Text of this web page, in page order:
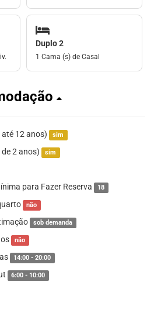
Duplo 2
1 Cama (s) de Casal
12 anos) sim
2 anos) sim
para Fazer Reserva 18
não
sob demanda
não
14:00 - 20:00
6:00 - 10:00